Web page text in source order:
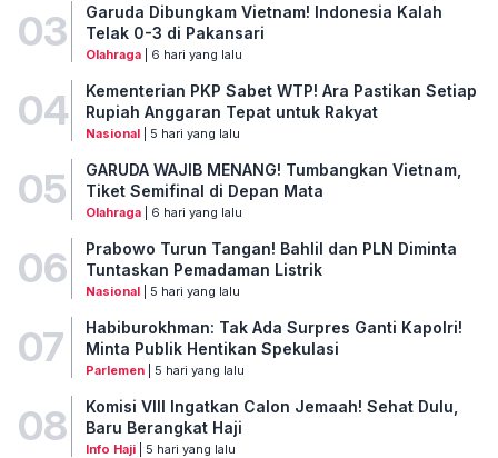
03
Garuda Dibungkam Vietnam! Indonesia Kalah
Telak 0-3 di Pakansari
Olahraga| 6 hari yang lalu
04
Kementerian PKP Sabet WTP! Ara Pastikan Setiap
Rupiah Anggaran Tepat untuk Rakyat
Nasional| 5 hari yang lalu
05
GARUDA WAJIB MENANG! Tumbangkan Vietnam,
Tiket Semifinal di Depan Mata
Olahraga| 6 hari yang lalu
06
Prabowo Turun Tangan! Bahlil dan PLN Diminta
Tuntaskan Pemadaman Listrik
Nasional| 5 hari yang lalu
07
Habiburokhman: Tak Ada Surpres Ganti Kapolri!
Minta Publik Hentikan Spekulasi
Parlemen| 5 hari yang lalu
08
Komisi VIII Ingatkan Calon Jemaah! Sehat Dulu,
Baru Berangkat Haji
Info Haji| 5 hari yang lalu